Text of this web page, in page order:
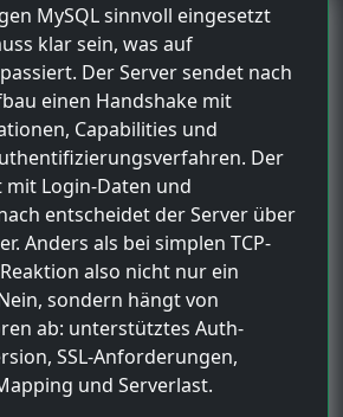
MySQL sinnvoll eingesetzt
klar sein, was auf
Der Server sendet nach
einen Handshake mit
Capabilities und
Der
Login-Daten und
entscheidet der Server über
Anders als bei simplen TCP-
also nicht nur ein
sondern hängt von
ab: unterstütztes Auth-
SSL-Anforderungen,
und Serverlast.